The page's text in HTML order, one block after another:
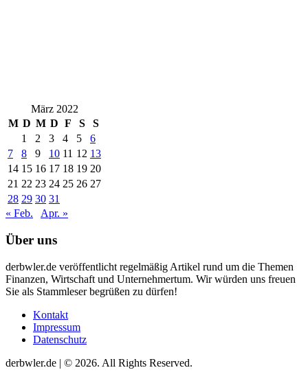
März 2022
M D M D F S
S
1
2 3 4 5
6
7
8 9 10 11 12 13
14 15 16 17 18 19 20
21 22 23 24 25 26 27
28 29 30 31
« Feb.
Apr. »
Über uns
derbwler.de veröffentlicht regelmäßig Artikel rund um die Themen
Finanzen, Wirtschaft und Unternehmertum. Wir würden uns freuen
Sie als Stammleser begrüßen zu dürfen!
Kontakt
Impressum
Datenschutz
derbwler.de | © 2026. All Rights Reserved.